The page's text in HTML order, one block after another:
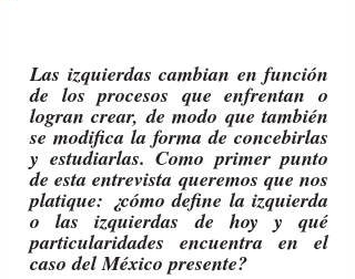
Las izquierdas cambian en función
de los procesos que enfrentan o
logran crear, de modo que también
se modifica la forma de concebirlas
y estudiarlas. Como primer punto
de esta entrevista queremos que nos
platique: ¿cómo define la izquierda
o las izquierdas de hoy y qué
particularidades encuentra en el
caso del México presente?